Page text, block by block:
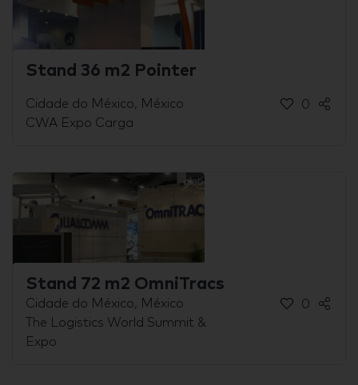
Stand 36 m2 Pointer
Cidade do México, México
CWA Expo Carga
0
Stand 72 m2 OmniTracs
Cidade do México, México
The Logistics World Summit &
Expo
0